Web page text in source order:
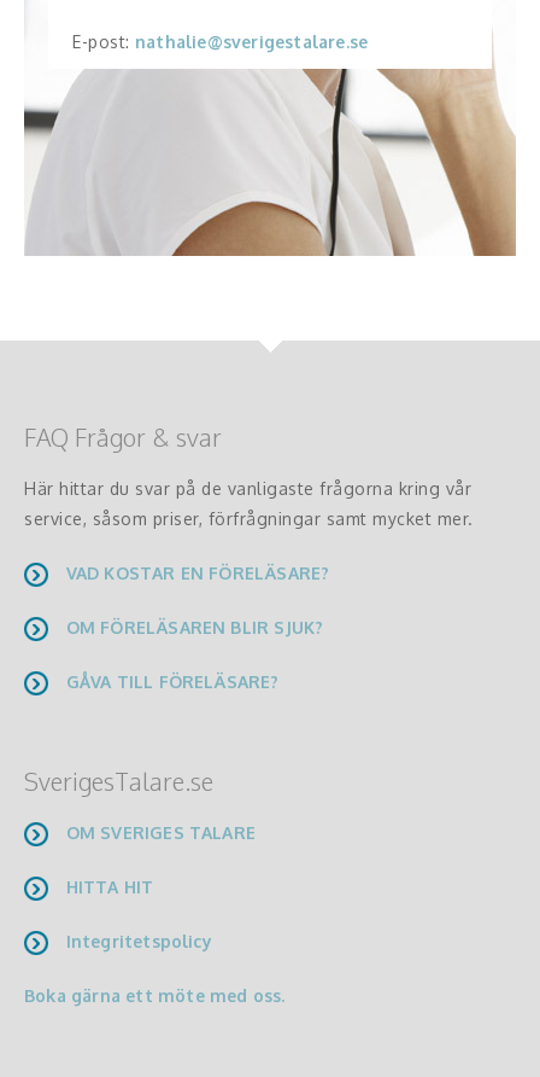
E-post: nathalie@sverigestalare.se
FAQ Frågor & svar
Här hittar du svar på de vanligaste frågorna kring vår
service, såsom priser, förfrågningar samt mycket mer.
VAD KOSTAR EN FÖRELÄSARE?
OM FÖRELÄSAREN BLIR SJUK?
GÅVA TILL FÖRELÄSARE?
SverigesTalare.se
OM SVERIGES TALARE
HITTA HIT
Integritetspolicy
Boka gärna ett möte med oss.